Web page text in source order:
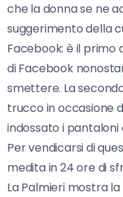
che la donna se ne
suggerimento della
Facebook: è il primo
di Facebook
smettere. La
trucco in occasione
indossato i pantaloni
Per vendicarsi di
medita in 24 ore di
La Palmieri mostra